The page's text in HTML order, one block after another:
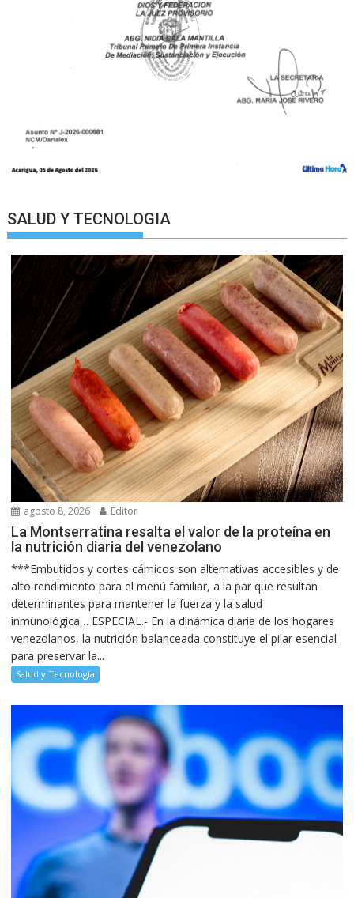
SALUD Y TECNOLOGIA
agosto 8, 2026 Editor
La Montserratina resalta el valor de la proteína en
la nutrición diaria del venezolano
***Embutidos y cortes cárnicos son alternativas accesibles y de
alto rendimiento para el menú familiar, a la par que resultan
determinantes para mantener la fuerza y la salud
inmunológica… ESPECIAL.- En la dinámica diaria de los hogares
venezolanos, la nutrición balanceada constituye el pilar esencial
para preservar la...
Salud y Tecnología